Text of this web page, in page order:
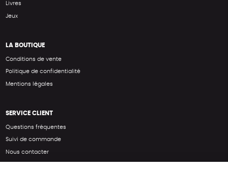
Livres
Jeux
LA BOUTIQUE
Conditions de vente
Politique de confidentialité
Mentions légales
SERVICE CLIENT
Questions fréquentes
Suivi de commande
Nous contacter